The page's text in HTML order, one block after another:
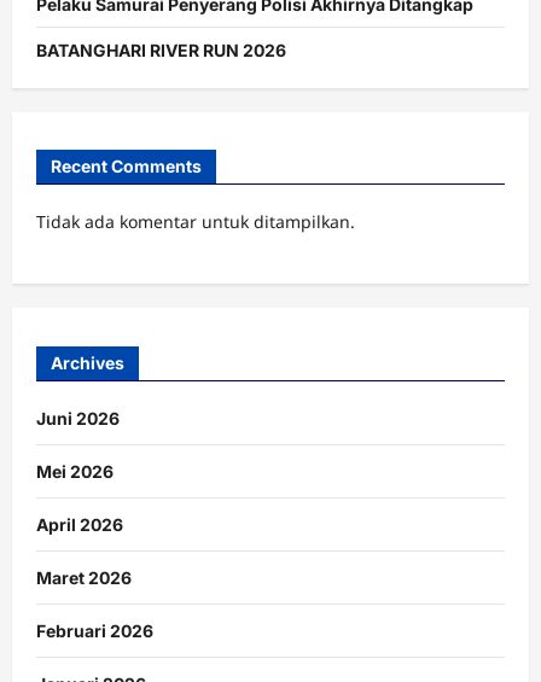
BATANGHARI RIVER RUN 2026
Recent Comments
Tidak ada komentar untuk ditampilkan.
Archives
Juni 2026
Mei 2026
April 2026
Maret 2026
Februari 2026